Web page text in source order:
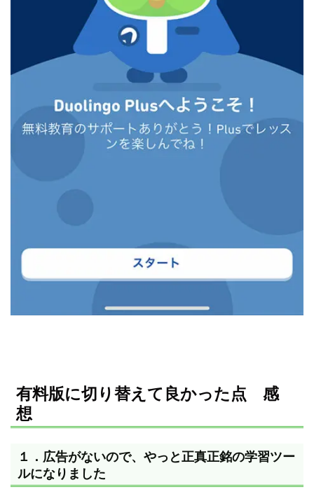
有料版に切り替えて良かった点 感
想
１．広告がないので、やっと正真正銘の学習ツー
ルになりました